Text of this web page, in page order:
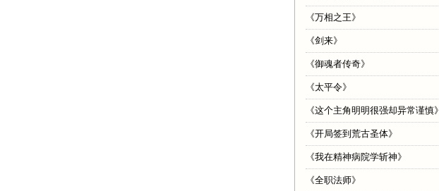
《万相之王》
《剑来》
《御魂者传奇》
《太平令》
《这个主角明明很强却异常谨慎》
《开局签到荒古圣体》
《我在精神病院学斩神》
《全职法师》